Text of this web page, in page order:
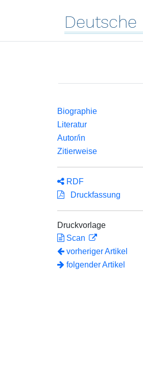
Deutsche
Biographie
Literatur
Autor/in
Zitierweise
RDF
Druckfassung
Druckvorlage
Scan
vorheriger Artikel
folgender Artikel